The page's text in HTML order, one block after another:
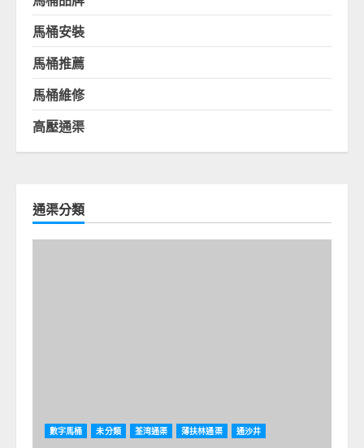
馬桶安裝
馬桶推薦
馬桶維修
高壓通渠
通渠分類
數字馬桶 未分類 荃湾通渠 薄扶林通渠 通沙井